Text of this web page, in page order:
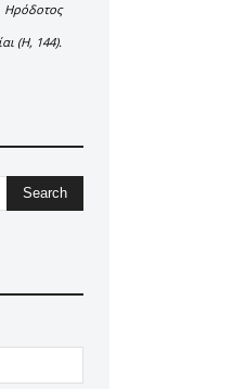
Ηρόδοτος
(Η, 144).